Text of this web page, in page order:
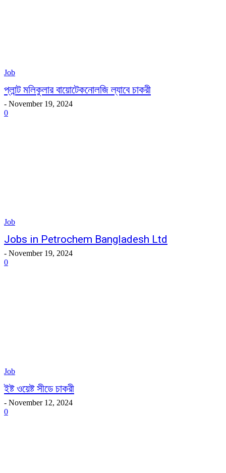
Job
প্লান্ট মলিকুলার বায়োটেকনোলজি ল্যাবে চাকরী
- November 19, 2024
0
Job
Jobs in Petrochem Bangladesh Ltd
- November 19, 2024
0
Job
ইষ্ট ওয়েষ্ট সীডে চাকরী
- November 12, 2024
0